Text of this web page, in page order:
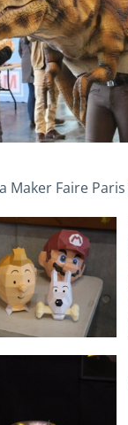
Faire Paris